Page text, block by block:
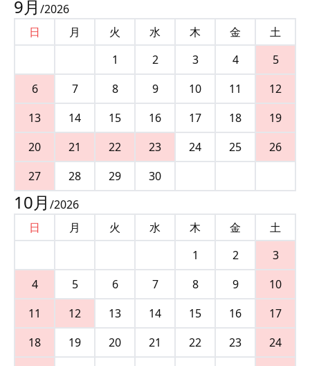
9月 /2026
日
月 火 水 木 金
土
1
2 3 4
5
6
7 8 9 10 11
12
13
14 15 16 17 18
19
20
21 22 23 24 25
26
27
28 29 30
10月 /2026
日
月 火 水 木 金
土
1
2
3
4
5 6 7 8 9
10
11
12 13 14 15 16
17
18
19 20 21 22 23
24